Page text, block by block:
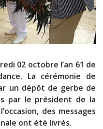
02 octobre l’an 61 de
La cérémonie de
un dépôt de gerbe de
par le président de la
des messages
ont été livrés.